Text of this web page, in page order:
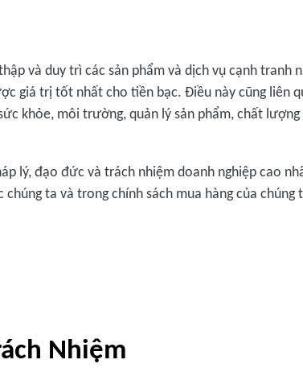
và duy trì các sản phẩm và dịch vụ cạnh tranh
giá trị tốt nhất cho tiền bạc. Điều này cũng liên
khỏe, môi trường, quản lý sản phẩm, chất
lý, đạo đức và trách nhiệm doanh nghiệp cao
ta và trong chính sách mua hàng của chúng
Nhiệm